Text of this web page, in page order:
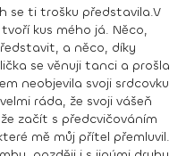
se ti trošku představila.V
kus mého já. Něco,
a něco, díky
se věnuji tanci a prošla
neobjevila svoji srdcovku
ráda, že svoji vášeň
začít s předcvičováním
mě můj přítel přemluvil.